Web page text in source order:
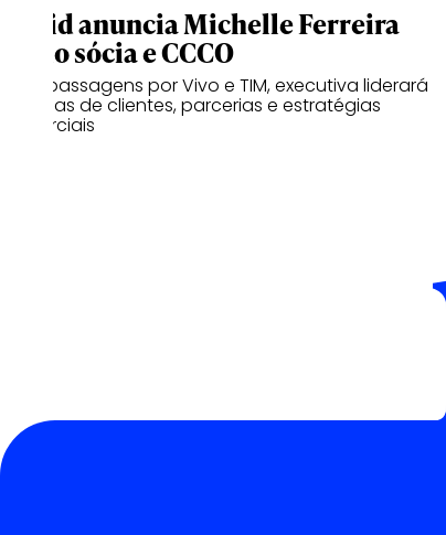
Druid anuncia Michelle Ferreira
como sócia e CCCO
Com passagens por Vivo e TIM, executiva liderará
as áreas de clientes, parcerias e estratégias
comerciais